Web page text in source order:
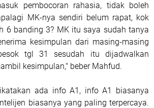
pembocoran rahasia, tidak boleh
MK-nya sendiri belum rapat, kok
6 banding 3? MK itu saya sudah tanya
kesimpulan dari masing-masing
tgl 31 sesudah itu dijadwalkan
kesimpulan," beber Mahfud.
ada info A1, info A1 biasanya
biasanya yang paling terpercaya.